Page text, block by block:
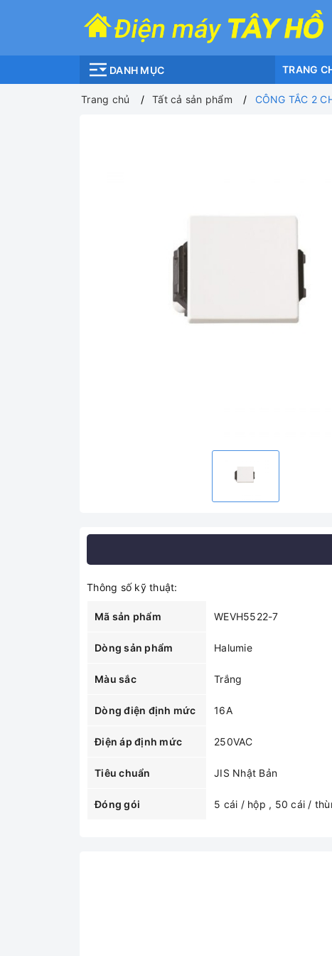
DANH MỤC TRANG
Trang chủ Tất cả sản phẩm CÔNG TẮC 2
Thông số kỹ thuật:
Mã sản phẩm WEVH5522-7
Dòng sản phẩm Halumie
Màu sắc Trắng
Dòng điện định mức 16A
Điện áp định mức 250VAC
Tiêu chuẩn JIS Nhật Bản
Đóng gói 5 cái / hộp , 50 cái /